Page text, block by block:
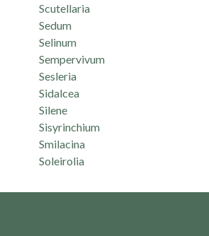
Scutellaria
Sedum
Selinum
Sempervivum
Sesleria
Sidalcea
Silene
Sisyrinchium
Smilacina
Soleirolia